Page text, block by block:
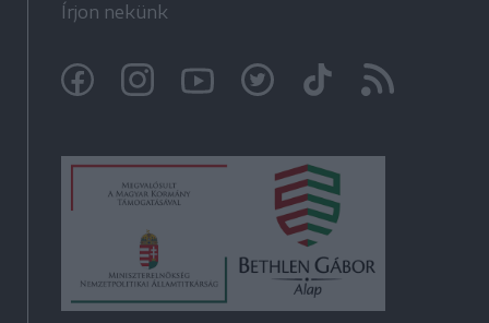
Írjon nekünk